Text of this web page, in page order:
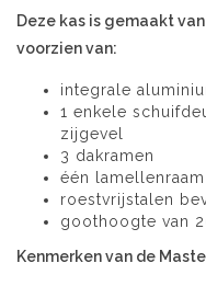
Deze kas is gemaakt
voorzien van:
integrale
1 enkele
zijgevel
3 dakramen
één
roestvrijstalen
goothoogte van
Kenmerken van de